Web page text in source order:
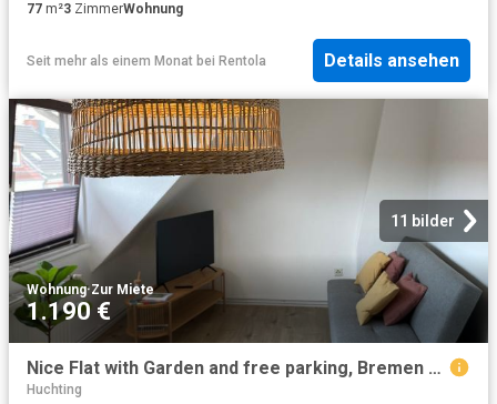
77 m²3 ZimmerWohnung
Seit mehr als einem Monat bei Rentola Details ansehen
11 bilder
Wohnung·Zur Miete
1.190 €
Nice Flat with Garden and free parking, Bremen Amsterdam Apartments for Rent
Huchting